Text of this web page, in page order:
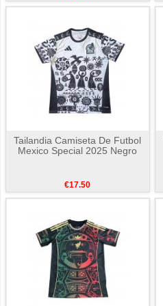
Tailandia Camiseta De Futbol
Mexico Special 2025 Negro
€17.50